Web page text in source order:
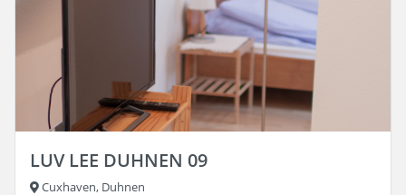
LUV LEE DUHNEN 09
Cuxhaven, Duhnen